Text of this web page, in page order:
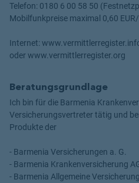
Telefon: 0180 6 00 58 50
Mobilfunkpreise maximal 0,60
Internet:
oder www.vermittlerregister.org
Beratungsgrundlage
Ich bin für die Barmenia
Versicherungsvertreter tätig und
Produkte der
- Barmenia Versicherungen a. G.
- Barmenia Krankenversicherung
- Barmenia Allgemeine